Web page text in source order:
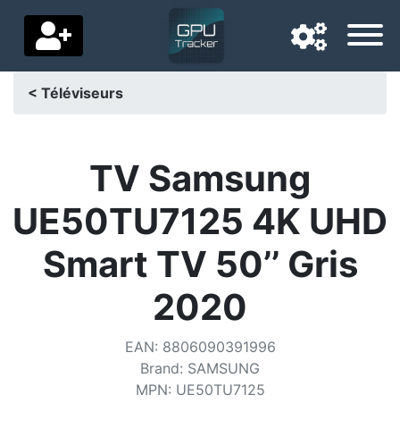
Pays de livraison
Accueil
Baisses de prix
Paramètres
Contactez-nous
< Téléviseurs
TV Samsung
UE50TU7125 4K UHD
Smart TV 50’’ Gris
2020
EAN: 8806090391996
Brand: SAMSUNG
MPN: UE50TU7125